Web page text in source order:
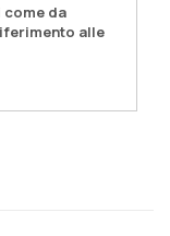
da
alle